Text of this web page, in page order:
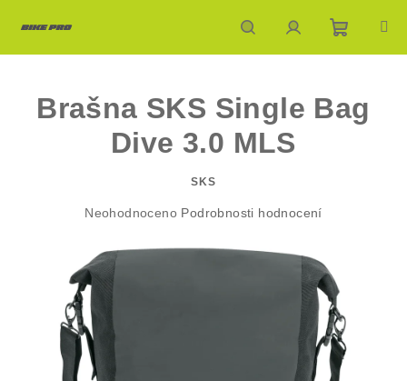
HledatPřihlášeníNákupní
košík
Brašna SKS Single Bag
Dive 3.0 MLS
SKS
Průměrné
produktu
je
0,0
z
5
hvězdiček.
Neohodnoceno Podrobnosti hodnocení